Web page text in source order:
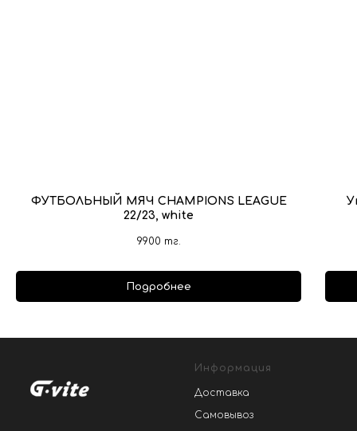
ФУТБОЛЬНЫЙ МЯЧ CHAMPIONS LEAGUE
22/23, white
9900 тг.
Подробнее
Информация
Доставка
Самовывоз